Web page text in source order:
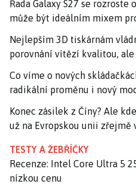
Řada Galaxy S27 se
může být ideálním mixem
Nejlepším 3D tiskárnám
porovnání vítězí kvalitou,
Co víme o nových
radikální proměnu i nový
Konec zásilek z Číny? Ale
už na Evropskou unii zřejmě
TESTY A ŽEBŘÍČKY
Recenze: Intel Core Ultra 5
nízkou cenu